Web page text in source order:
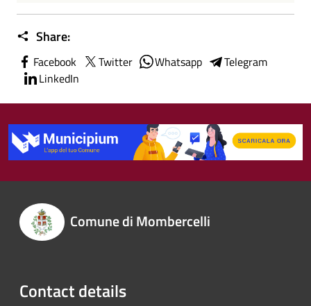
Share:
Facebook Twitter Whatsapp
Telegram
LinkedIn
Comune di Mombercelli
Contact details